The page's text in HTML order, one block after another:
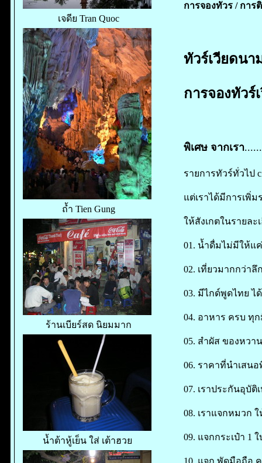
เจดีย Tran Quoc
ถ้ำ Tien Gung
ร้านเบียร์สด นิยมมาก
น้ำต้าหู้เย็น ใส่ เต้าฮวย
การจองทัวร /การติ
ทัวร์เวียดนา
การจองทัวร์
พิเศษ จากเรา
รายการทัวร์ทั่วไป
แต่เราได้มีการเพิ่
ให้สังเกตในรายละ
01. น้ำดื่มไม่มีให้แ
02. เที่ยวมากกว่า
03. มีไกด์พูดไทย ไ
04. อาหาร ครบ ทุ
05. สำผัส ของหว
06. ราคาที่นำเสน
07. เราประกันอุบัติ
08. เราแจกหมวก
09. แจกกระเป๋า 1